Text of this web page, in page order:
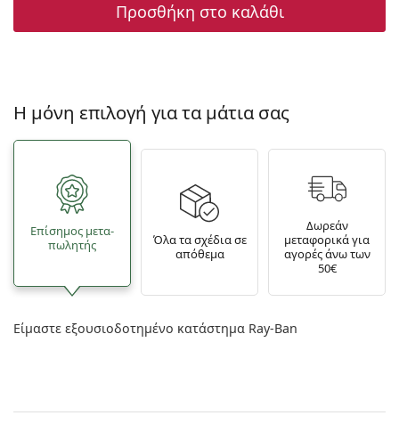
Προσθήκη στο καλάθι
Η μόνη επιλογή για τα μάτια σας
Επίσημος μετα­
πωλητής
Όλα τα σχέδια σε
απόθεμα
Δωρεάν
μεταφορικά για
αγορές άνω των
50€
Είμαστε εξουσιοδοτημένο κατάστημα Ray-Ban